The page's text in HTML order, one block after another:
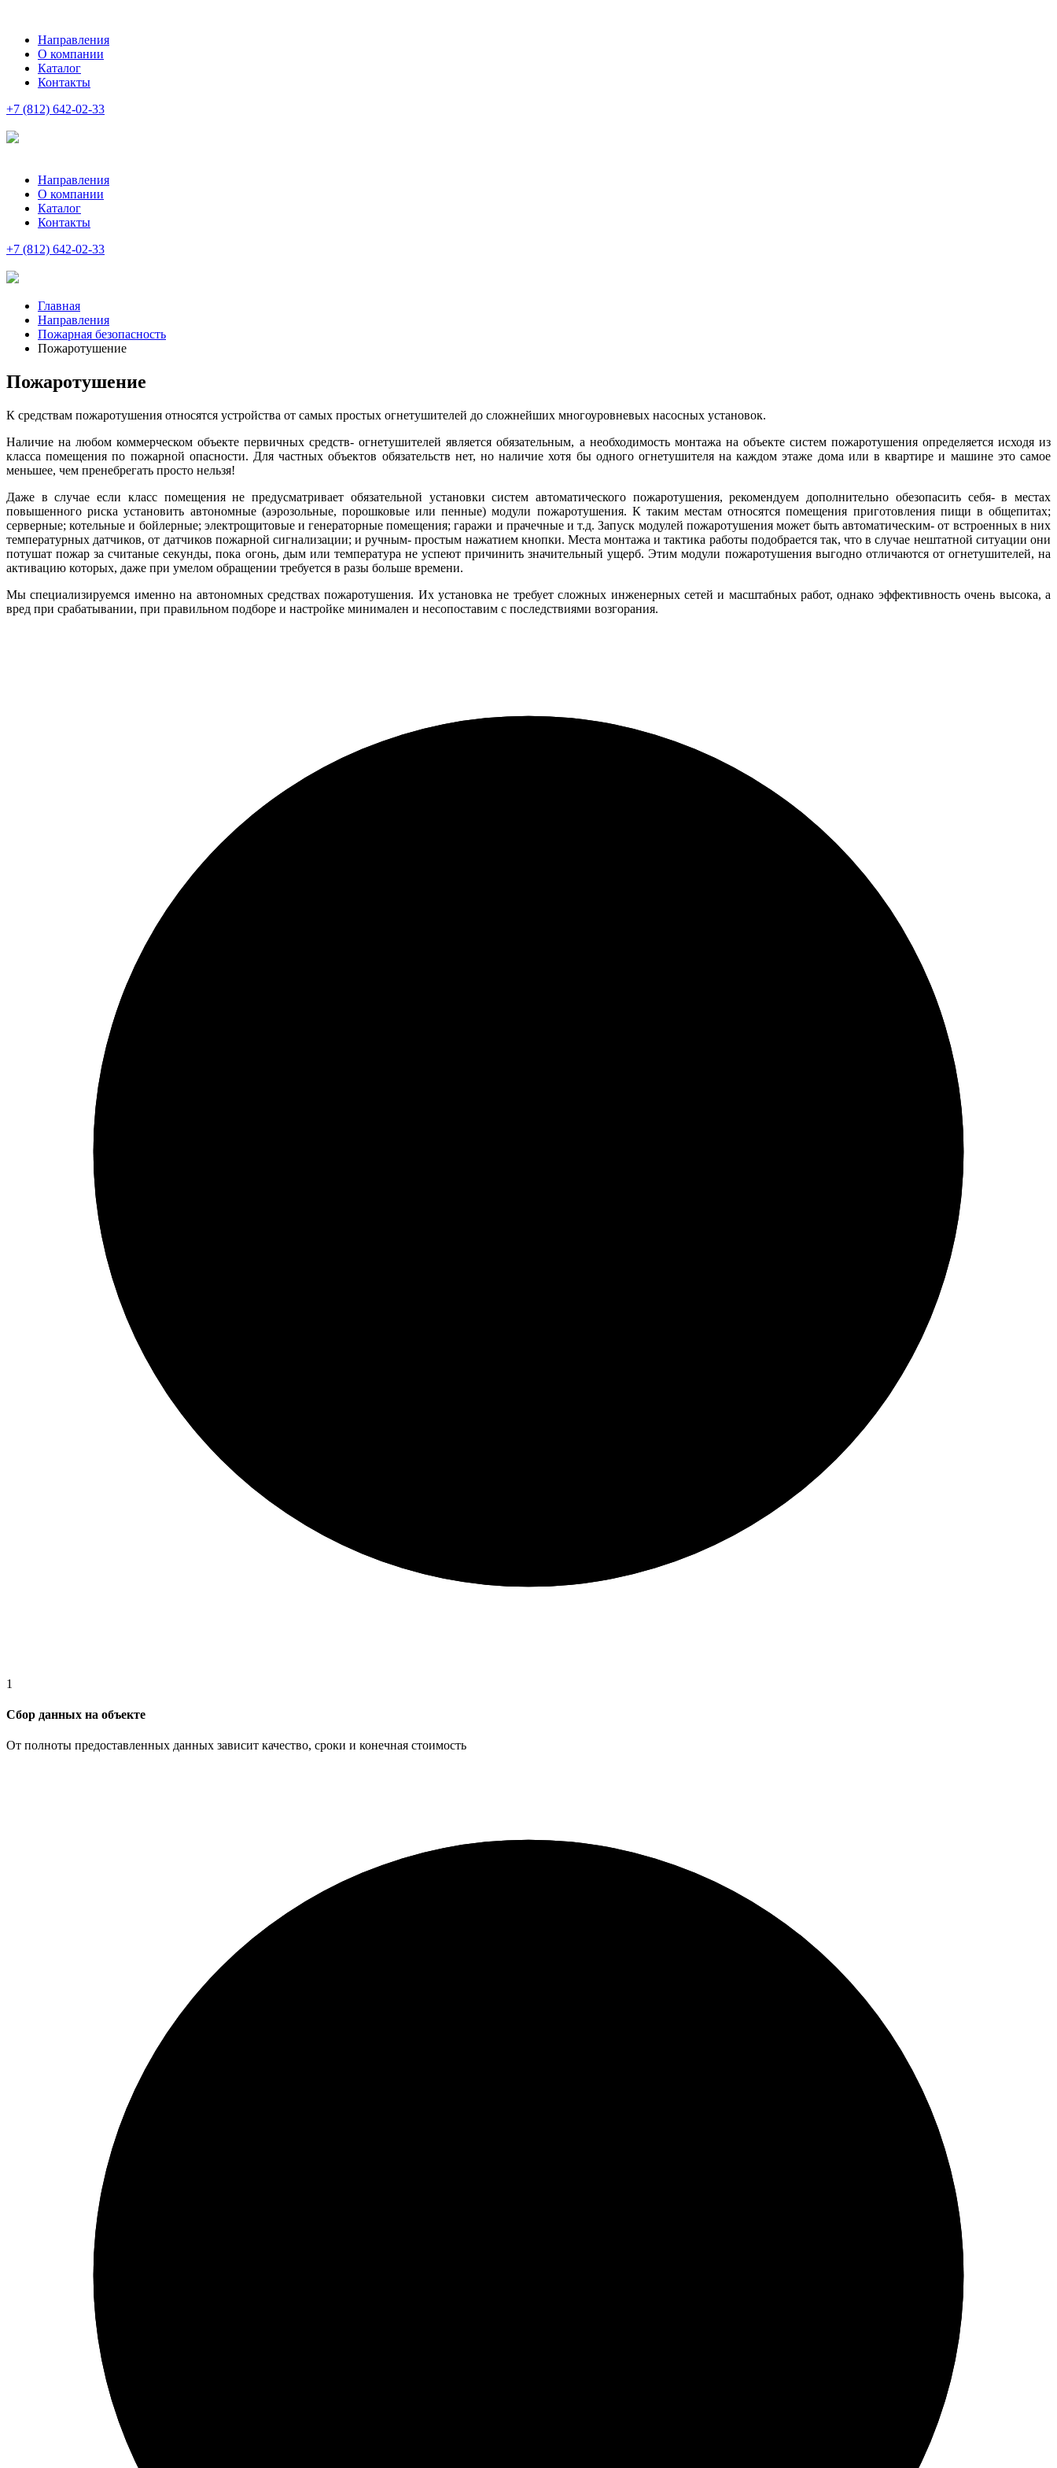
Направления
О компании
Каталог
Контакты
+7 (812) 642-02-33
Направления
О компании
Каталог
Контакты
+7 (812) 642-02-33
Главная
Направления
Пожарная безопасность
Пожаротушение
Пожаротушение
К средствам пожаротушения относятся устройства от самых простых огнетушителей до сложнейших многоуровневых насосных установок.
Наличие на любом коммерческом объекте первичных средств- огнетушителей является обязательным, а необходимость монтажа на объекте систем пожаротушения определяется исходя из
класса помещения по пожарной опасности. Для частных объектов обязательств нет, но наличие хотя бы одного огнетушителя на каждом этаже дома или в квартире и машине это самое
меньшее, чем пренебрегать просто нельзя!
Даже в случае если класс помещения не предусматривает обязательной установки систем автоматического пожаротушения, рекомендуем дополнительно обезопасить себя- в местах
повышенного риска установить автономные (аэрозольные, порошковые или пенные) модули пожаротушения. К таким местам относятся помещения приготовления пищи в общепитах;
серверные; котельные и бойлерные; электрощитовые и генераторные помещения; гаражи и прачечные и т.д. Запуск модулей пожаротушения может быть автоматическим- от встроенных в них
температурных датчиков, от датчиков пожарной сигнализации; и ручным- простым нажатием кнопки. Места монтажа и тактика работы подобрается так, что в случае нештатной ситуации они
потушат пожар за считаные секунды, пока огонь, дым или температура не успеют причинить значительный ущерб. Этим модули пожаротушения выгодно отличаются от огнетушителей, на
активацию которых, даже при умелом обращении требуется в разы больше времени.
Мы специализируемся именно на автономных средствах пожаротушения. Их установка не требует сложных инженерных сетей и масштабных работ, однако эффективность очень высока, а
вред при срабатывании, при правильном подборе и настройке минимален и несопоставим с последствиями возгорания.
1
Сбор данных на объекте
От полноты предоставленных данных зависит качество, сроки и конечная стоимость